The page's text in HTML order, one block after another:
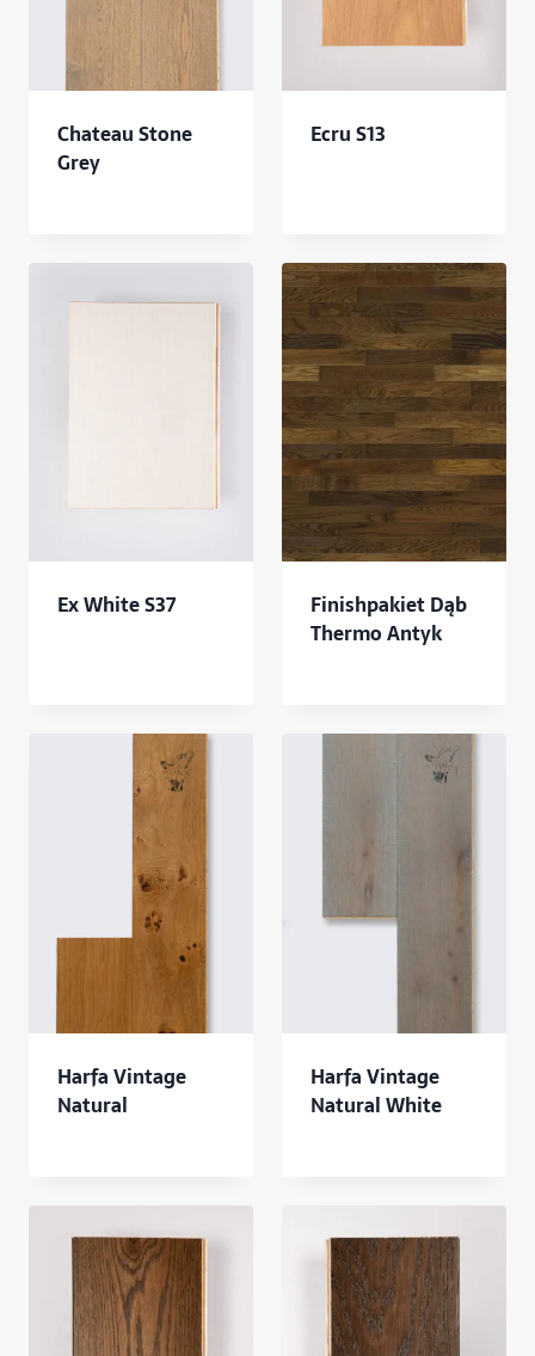
Chateau Stone
Grey
Ecru S13
Ex White S37
Finishpakiet Dąb
Thermo Antyk
Harfa Vintage
Natural
Harfa Vintage
Natural White